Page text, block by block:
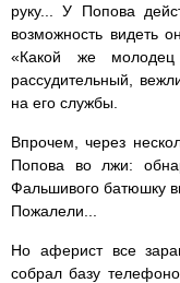
руку... У Попова
возможность видеть
«Какой же
рассудительный,
на его службы.
Впрочем, через
Попова во лжи:
Фальшивого батюшку
Пожалели...
Но аферист все
собрал базу